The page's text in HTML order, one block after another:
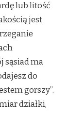
lub litość
jest
sąsiad ma
do
gorszy”.
działki,